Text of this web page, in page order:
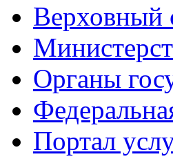
Верховный
Органы
Портал